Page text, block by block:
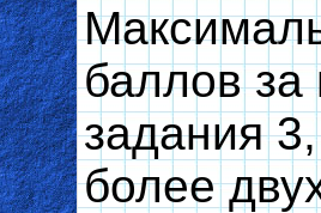
баллов за
задания
более